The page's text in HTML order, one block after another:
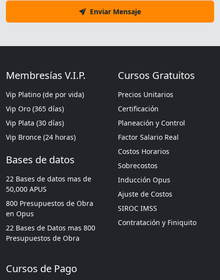
Enviar Mensaje
Membresías V.I.P.
Vip Platino (de por vida)
Vip Oro (365 días)
Vip Plata (30 días)
Vip Bronce (24 horas)
Bases de datos
22 Bases de datos mas de
50,000 APUS
800 Presupuestos de Obra
en Opus
22 Bases de Datos mas 800
Presupuestos de Obra
Cursos Gratuitos
Precios Unitarios
Certificación
Planeación y Control
Factor Salario Real
Costos Horarios
Sobrecostos
Inducción Opus
Ajuste de Costos
SIROC IMSS
Contratación y Finiquito
Cursos de Pago